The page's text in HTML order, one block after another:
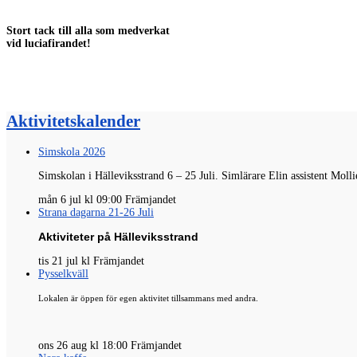
Stort tack till alla som medverkat
vid luciafirandet!
Aktivitetskalender
Simskola 2026
Simskolan i Hälleviksstrand 6 – 25 Juli. Simlärare Elin assistent
mån 6 jul kl 09:00 Främjandet
Strana dagarna 21-26 Juli
Aktiviteter på Hälleviksstrand
tis 21 jul kl Främjandet
Pysselkväll
Lokalen är öppen för egen aktivitet tillsammans med andra.
ons 26 aug kl 18:00 Främjandet